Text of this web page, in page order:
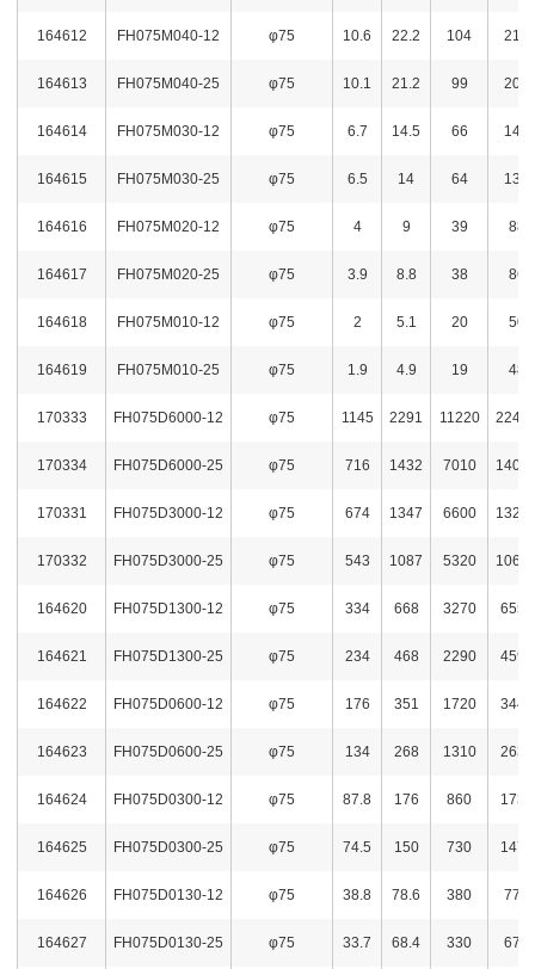
164612 FH075M040-12 φ75 10.6 22.2 104 218
164613 FH075M040-25 φ75 10.1 21.2 99 208
164614 FH075M030-12 φ75 6.7 14.5 66 142
164615 FH075M030-25 φ75 6.5 14 64 137
164616 FH075M020-12 φ75 4 9 39 88
164617 FH075M020-25 φ75 3.9 8.8 38 86
164618 FH075M010-12 φ75 2 5.1 20 50
164619 FH075M010-25 φ75 1.9 4.9 19 48
170333 FH075D6000-12 φ75 1145 2291 11220
170334 FH075D6000-25 φ75 716 1432 7010
170331 FH075D3000-12 φ75 674 1347 6600
170332 FH075D3000-25 φ75 543 1087 5320
164620 FH075D1300-12 φ75 334 668 3270 6550
164621 FH075D1300-25 φ75 234 468 2290 4590
164622 FH075D0600-12 φ75 176 351 1720 3440
164623 FH075D0600-25 φ75 134 268 1310 2630
164624 FH075D0300-12 φ75 87.8 176 860 1730
164625 FH075D0300-25 φ75 74.5 150 730 1470
164626 FH075D0130-12 φ75 38.8 78.6 380 770
164627 FH075D0130-25 φ75 33.7 68.4 330 670